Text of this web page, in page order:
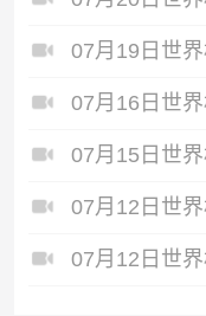
07月19日世
07月15日世